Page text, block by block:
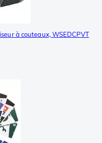
à couteaux, WSEDCPVT